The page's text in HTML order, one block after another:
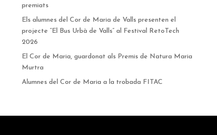
premiats
Els alumnes del Cor de Maria de Valls presenten el
projecte “El Bus Urbà de Valls” al Festival RetoTech
2026
El Cor de Maria, guardonat als Premis de Natura Maria
Murtra
Alumnes del Cor de Maria a la trobada FITAC